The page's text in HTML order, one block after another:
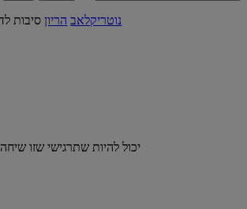
נוטריקלאב הריון סיבות
יכול להיות שתרגישי שזו